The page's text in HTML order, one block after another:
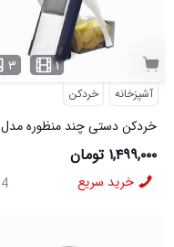
۳ ۱
آشپزخانه خردکن
خردکن دستی چند منظوره مدل
48457
۱,۴۹۹,۰۰۰ تومان
خرید سریع 4